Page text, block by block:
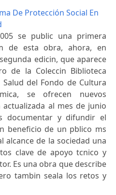
De Protección Social En
se public una primera
de esta obra, ahora, en
edicin, que aparece
de la Coleccin Biblioteca
Salud del Fondo de Cultura
se ofrecen nuevos
al mes de junio
documentar y difundir el
beneficio de un pblico ms
alcance de la sociedad una
clave de apoyo tcnico y
Es una obra que describe
tambin seala los retos y